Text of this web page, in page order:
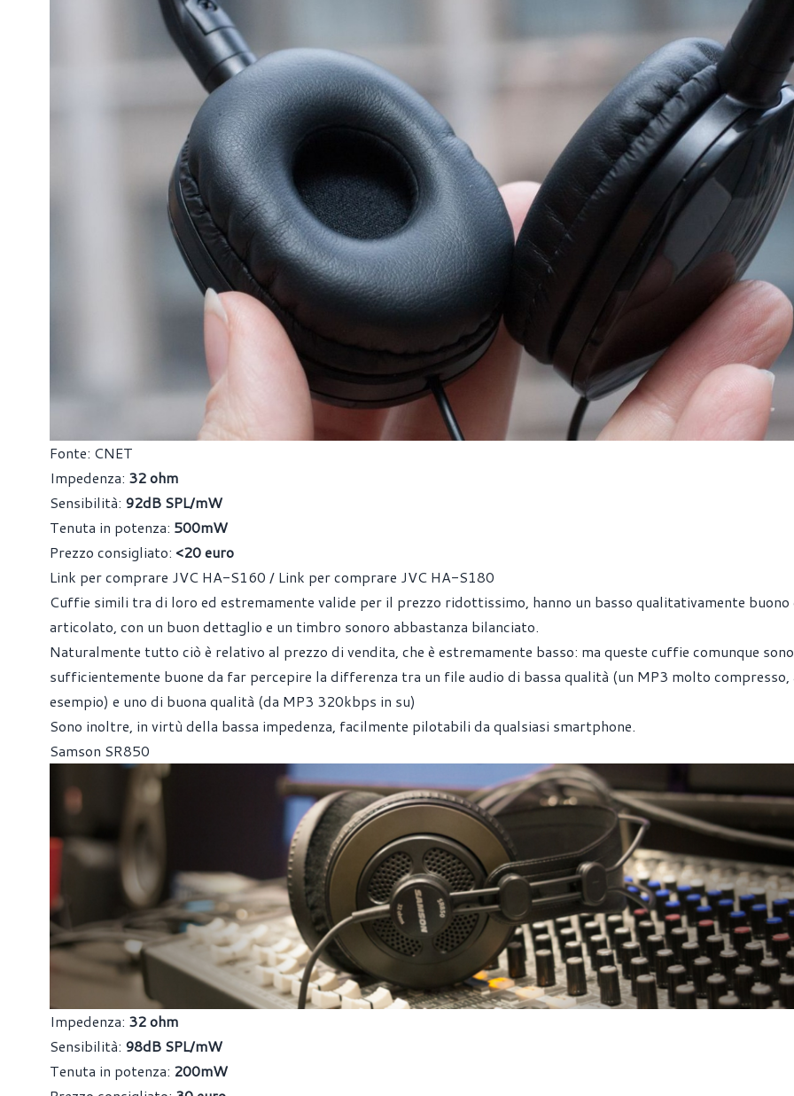
Fonte: CNET
Impedenza: 32 ohm
Sensibilità: 92dB SPL/mW
Tenuta in potenza: 500mW
Prezzo consigliato: <20 euro
Link per comprare JVC HA-S160 / Link per comprare JVC HA-S180
Cuffie simili tra di loro ed estremamente valide per il prezzo ridottissimo, hanno un basso qualitativamente buono
articolato, con un buon dettaglio e un timbro sonoro abbastanza bilanciato.
Naturalmente tutto ciò è relativo al prezzo di vendita, che è estremamente basso: ma queste cuffie comunque sono
sufficientemente buone da far percepire la differenza tra un file audio di bassa qualità (un MP3 molto compresso,
esempio) e uno di buona qualità (da MP3 320kbps in su)
Sono inoltre, in virtù della bassa impedenza, facilmente pilotabili da qualsiasi smartphone.
Samson SR850
Impedenza: 32 ohm
Sensibilità: 98dB SPL/mW
Tenuta in potenza: 200mW